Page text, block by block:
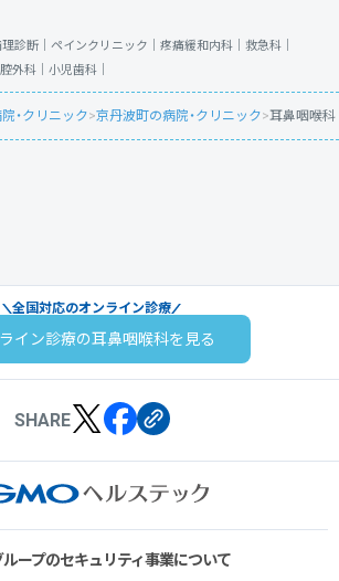
診断｜ ペインクリニック｜ 疼痛緩和内科｜ 救急科｜
外科｜ 小児歯科｜
・クリニック>京丹波町の病院・クリニック>耳鼻咽喉科
全国対応のオンライン診療
イン診療の耳鼻咽喉科を見る
SHARE
ープのセキュリティ事業について